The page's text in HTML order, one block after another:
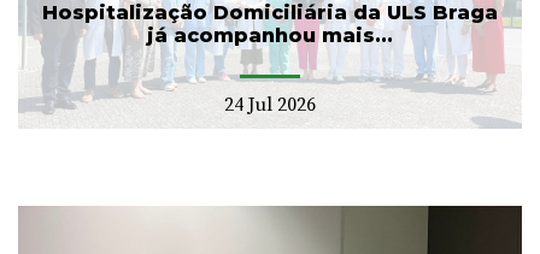
Hospitalização Domiciliária da ULS Braga
já acompanhou mais...
24 Jul 2026